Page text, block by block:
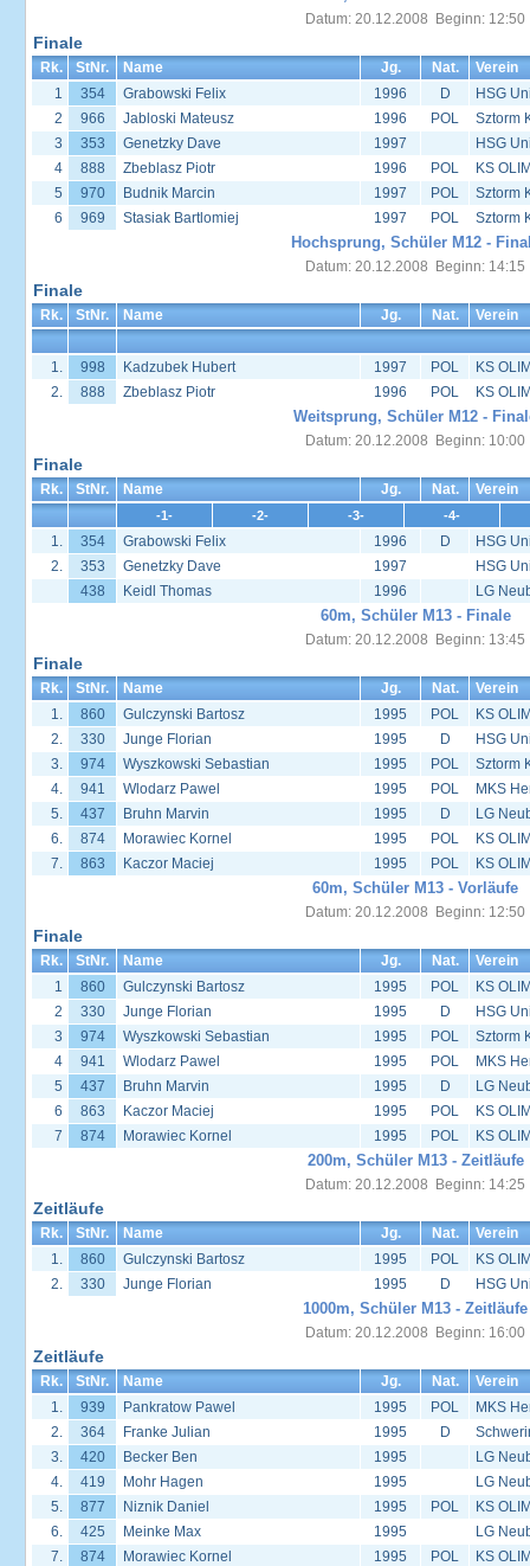
Datum: 20.12.2008 Beginn: 12:50
Finale
Rk. StNr. Name Jg. Nat.
Verein
1
354 Grabowski Felix 1996 D
HSG
2
966 Jabloski Mateusz 1996 POL
Sztorm
3
353 Genetzky Dave 1997
HSG
4
888 Zbeblasz Piotr 1996 POL
KS
5
970 Budnik Marcin 1997 POL
Sztorm
6
969 Stasiak Bartlomiej 1997 POL Sztorm
Hochsprung, Schüler M12 -
Datum: 20.12.2008 Beginn: 14:15
Finale
Rk. StNr. Name Jg. Nat. Verein
1. 998 Kadzubek Hubert 1997 POL
KS
2.
888 Zbeblasz Piotr 1996 POL KS
Weitsprung, Schüler M12 -
Datum: 20.12.2008 Beginn: 10:00
Finale
Rk. StNr. Name Jg. Nat. Verein
-1- -2- -3- -4-
1. 354 Grabowski Felix 1996 D
HSG
2.
353 Genetzky Dave 1997
HSG
438
Keidl Thomas 1996 LG
60m, Schüler M13 - Finale
Datum: 20.12.2008 Beginn: 13:45
Finale
Rk. StNr. Name Jg. Nat.
Verein
1.
860 Gulczynski Bartosz 1995 POL
KS
2.
330 Junge Florian 1995 D
HSG
3.
974 Wyszkowski Sebastian 1995 POL
Sztorm
4.
941 Wlodarz Pawel 1995 POL
MKS
5.
437 Bruhn Marvin 1995 D
LG
6.
874 Morawiec Kornel 1995 POL
KS
7.
863 Kaczor Maciej 1995 POL KS
60m, Schüler M13 - Vorläufe
Datum: 20.12.2008 Beginn: 12:50
Finale
Rk. StNr. Name Jg. Nat.
Verein
1
860 Gulczynski Bartosz 1995 POL
KS
2
330 Junge Florian 1995 D
HSG
3
974 Wyszkowski Sebastian 1995 POL
Sztorm
4
941 Wlodarz Pawel 1995 POL
MKS
5
437 Bruhn Marvin 1995 D
LG
6
863 Kaczor Maciej 1995 POL
KS
7
874 Morawiec Kornel 1995 POL KS
200m, Schüler M13 - Zeitläufe
Datum: 20.12.2008 Beginn: 14:25
Zeitläufe
Rk. StNr. Name Jg. Nat.
Verein
1.
860 Gulczynski Bartosz 1995 POL
KS
2.
330 Junge Florian 1995 D HSG
1000m, Schüler M13 - Zeitläufe
Datum: 20.12.2008 Beginn: 16:00
Zeitläufe
Rk. StNr. Name Jg. Nat.
Verein
1.
939 Pankratow Pawel 1995 POL
MKS
2.
364 Franke Julian 1995 D
3.
420 Becker Ben 1995
LG
4.
419 Mohr Hagen 1995
LG
5.
877 Niznik Daniel 1995 POL
KS
6.
425 Meinke Max 1995
LG
7.
874 Morawiec Kornel 1995 POL
KS